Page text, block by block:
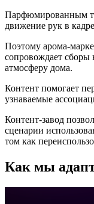
Парфюмированным
движение рук в
Поэтому арома-
сопровождает сборы
атмосферу дома.
Контент помогает
узнаваемые
Контент-завод
сценарии
том как
Как мы